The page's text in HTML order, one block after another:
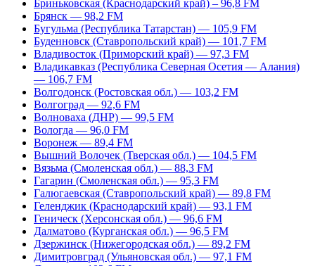
Бриньковская (Краснодарский край) – 96,8 FM
Брянск — 98,2 FM
Бугульма (Республика Татарстан) — 105,9 FM
Буденновск (Ставропольский край) — 101,7 FM
Владивосток (Приморский край) — 97,3 FM
Владикавказ (Республика Северная Осетия — Алания)
— 106,7 FM
Волгодонск (Ростовская обл.) — 103,2 FM
Волгоград — 92,6 FM
Волноваха (ДНР) — 99,5 FM
Вологда — 96,0 FM
Воронеж — 89,4 FM
Вышний Волочек (Тверская обл.) — 104,5 FM
Вязьма (Смоленская обл.) — 88,3 FM
Гагарин (Смоленская обл.) — 95,3 FM
Галюгаевская (Ставропольский край) — 89,8 FM
Геленджик (Краснодарский край) — 93,1 FM
Геническ (Херсонская обл.) — 96,6 FM
Далматово (Курганская обл.) — 96,5 FM
Дзержинск (Нижегородская обл.) — 89,2 FM
Димитровград (Ульяновская обл.) — 97,1 FM